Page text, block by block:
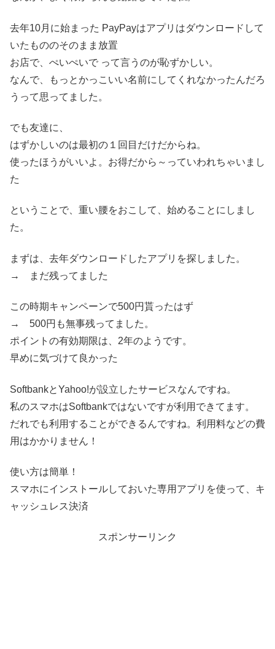
去年10月に始まった PayPayはアプリはダウンロードして
いたもののそのまま放置
お店で、ぺいぺいで って言うのが恥ずかしい。
なんで、もっとかっこいい名前にしてくれなかったんだろ
うって思ってました。
でも友達に、
はずかしいのは最初の１回目だけだからね。
使ったほうがいいよ。お得だから～っていわれちゃいまし
た
ということで、重い腰をおこして、始めることにしまし
た。
まずは、去年ダウンロードしたアプリを探しました。
→
まだ残ってました
この時期キャンペーンで500円貰ったはず
→
500円も無事残ってました。
ポイントの有効期限は、2年のようです。
早めに気づけて良かった
SoftbankとYahoo!が設立したサービスなんですね。
私のスマホはSoftbankではないですが利用できてます。
だれでも利用することができるんですね。利用料などの費
用はかかりません！
使い方は簡単！
スマホにインストールしておいた専用アプリを使って、キ
ャッシュレス決済
スポンサーリンク